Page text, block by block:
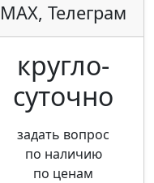
MAX, Телеграм
кругло­
суточно
задать вопрос
по наличию
по ценам